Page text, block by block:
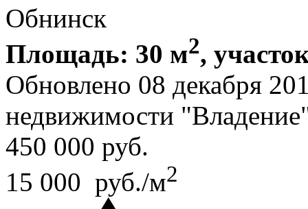
Обнинск
Площадь: 30 м2,
Обновлено 08 декабря
недвижимости
450 000 руб.
15 000 руб./м2